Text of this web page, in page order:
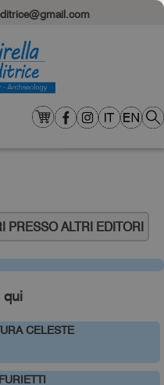
PRESSO ALTRI EDITORI
qui
CELESTE